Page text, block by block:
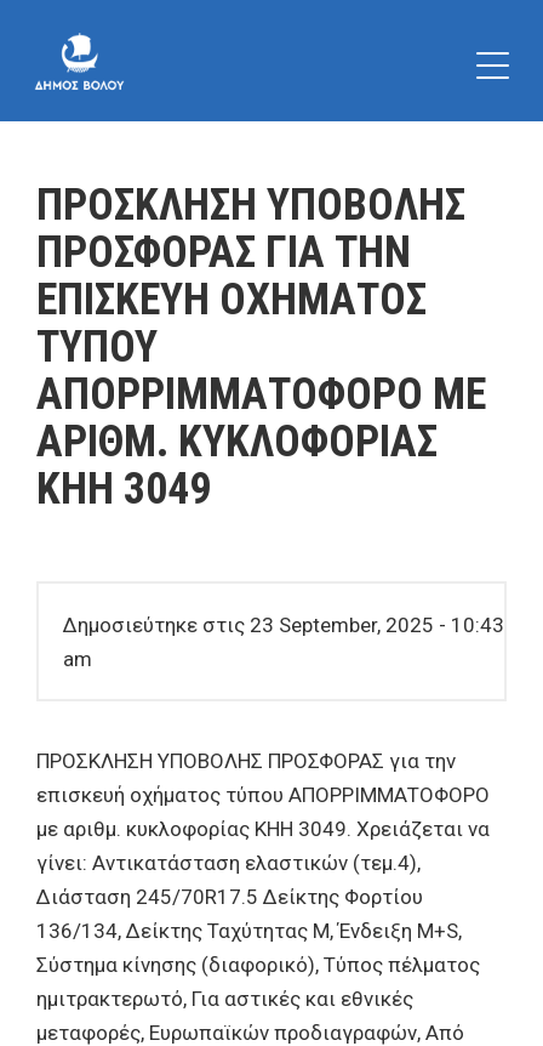
ΠΡΟΣΚΛΗΣΗ ΥΠΟΒΟΛΗΣ
ΠΡΟΣΦΟΡΑΣ ΓΙΑ ΤΗΝ
ΕΠΙΣΚΕΥΗ ΟΧΗΜΑΤΟΣ
ΤΥΠΟΥ
ΑΠΟΡΡΙΜΜΑΤΟΦΟΡΟ ΜΕ
ΑΡΙΘΜ. ΚΥΚΛΟΦΟΡΙΑΣ
ΚΗΗ 3049
Δημοσιεύτηκε στις 23 September, 2025 - 10:43
am
ΠΡΟΣΚΛΗΣΗ ΥΠΟΒΟΛΗΣ ΠΡΟΣΦΟΡΑΣ για την
επισκευή οχήματος τύπου ΑΠΟΡΡΙΜΜΑΤΟΦΟΡΟ
με αριθμ. κυκλοφορίας ΚΗΗ 3049. Χρειάζεται να
γίνει: Αντικατάσταση ελαστικών (τεμ.4),
Διάσταση 245/70R17.5 Δείκτης Φορτίου
136/134, Δείκτης Ταχύτητας Μ, Ένδειξη M+S,
Σύστημα κίνησης (διαφορικό), Τύπος πέλματος
ημιτρακτερωτό, Για αστικές και εθνικές
μεταφορές, Ευρωπαϊκών προδιαγραφών, Από